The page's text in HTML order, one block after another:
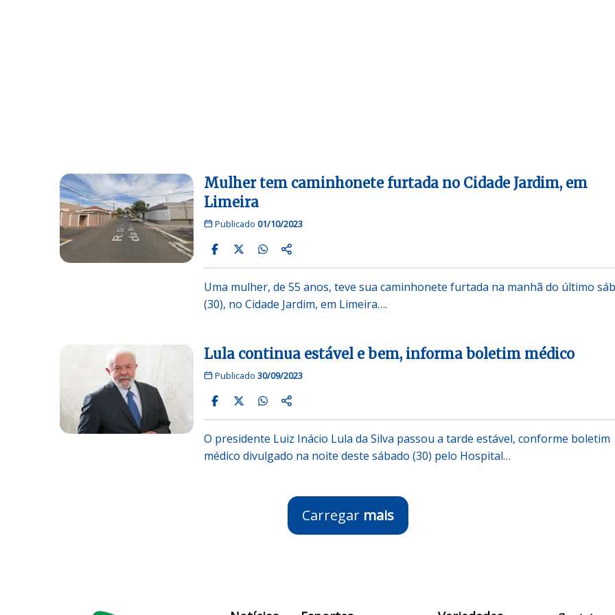
Mulher tem caminhonete furtada no Cidade Jardim, em
Limeira
Publicado 01/10/2023
Uma mulher, de 55 anos, teve sua caminhonete furtada na manhã do último
(30), no Cidade Jardim, em Limeira….
Lula continua estável e bem, informa boletim médico
Publicado 30/09/2023
O presidente Luiz Inácio Lula da Silva passou a tarde estável, conforme boletim
médico divulgado na noite deste sábado (30) pelo Hospital…
Carregar mais